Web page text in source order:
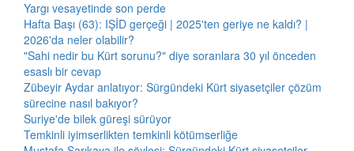
Yargı vesayetinde son perde
Hafta Başı (63): IŞİD gerçeği | 2025'ten geriye ne kaldı? |
2026'da neler olabilir?
"Sahi nedir bu Kürt sorunu?" diye soranlara 30 yıl önceden
esaslı bir cevap
Zübeyir Aydar anlatıyor: Sürgündeki Kürt siyasetçiler çözüm
sürecine nasıl bakıyor?
Suriye'de bilek güreşi sürüyor
Temkinli iyimserlikten temkinli kötümserliğe